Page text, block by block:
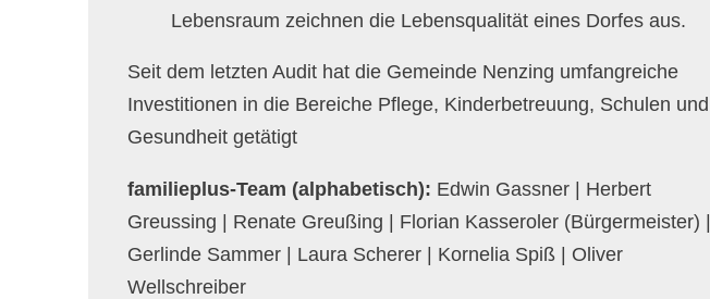
Lebensraum zeichnen die Lebensqualität eines Dorfes aus.
Seit dem letzten Audit hat die Gemeinde Nenzing umfangreiche
Investitionen in die Bereiche Pflege, Kinderbetreuung, Schulen und
Gesundheit getätigt
familieplus-Team (alphabetisch): Edwin Gassner | Herbert
Greussing | Renate Greußing | Florian Kasseroler (Bürgermeister) |
Gerlinde Sammer | Laura Scherer | Kornelia Spiß | Oliver
Wellschreiber